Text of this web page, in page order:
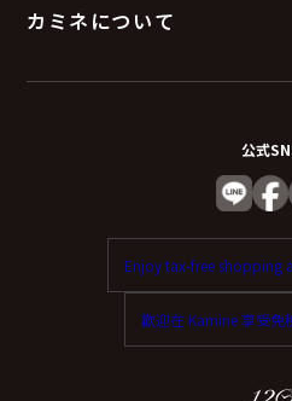
カミネについて
公式
Enjoy tax-free shopping
歡迎在 Kamine 享受免